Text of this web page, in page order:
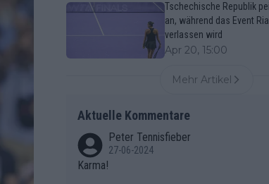
Tschechische Republik
an, während das Event
verlassen wird
Apr 20, 15:00
Mehr Artikel
Aktuelle Kommentare
Peter Tennisfieber
27-06-2024
Karma!